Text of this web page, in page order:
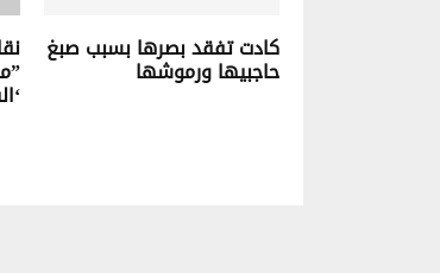
كادت تفقد بصرها بسبب صبغ
حاجبيها ورموشها